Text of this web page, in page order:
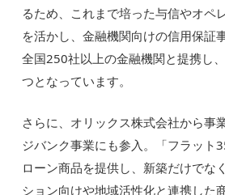
るため、これまで培った与信やオペ
を活かし、金融機関向けの信用保証
全国250社以上の金融機関と提携し
つとなっています。
さらに、オリックス株式会社から事
ジバンク事業にも参入。「フラット
ローン商品を提供し、新築だけでな
ション向けや地域活性化と連携した